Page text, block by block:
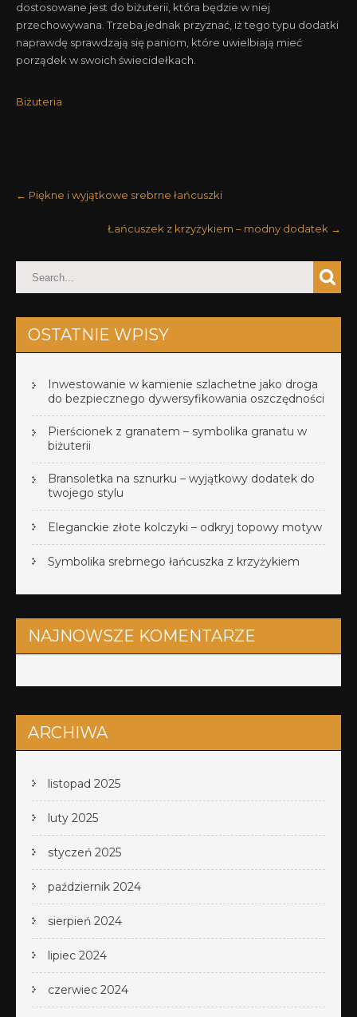
dostosowane jest do biżuterii, która będzie w niej
przechowywana. Trzeba jednak przyznać, iż tego typu dodatki
naprawdę sprawdzają się paniom, które uwielbiają mieć
porządek w swoich świecidełkach.
Biżuteria
POST
NAVIGATION
← Piękne i wyjątkowe srebrne łańcuszki
Łańcuszek z krzyżykiem – modny dodatek →
OSTATNIE WPISY
Inwestowanie w kamienie szlachetne jako droga
do bezpiecznego dywersyfikowania oszczędności
Pierścionek z granatem – symbolika granatu w
biżuterii
Bransoletka na sznurku – wyjątkowy dodatek do
twojego stylu
Eleganckie złote kolczyki – odkryj topowy motyw
Symbolika srebrnego łańcuszka z krzyżykiem
NAJNOWSZE KOMENTARZE
ARCHIWA
listopad 2025
luty 2025
styczeń 2025
październik 2024
sierpień 2024
lipiec 2024
czerwiec 2024